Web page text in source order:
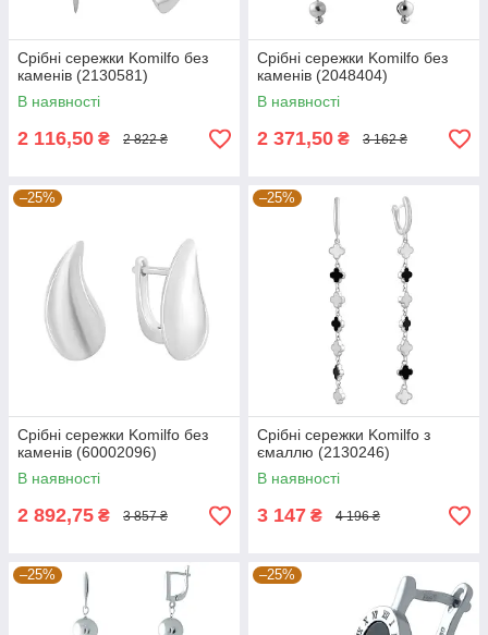
Срібні сережки Komilfo без
каменів (2130581)
В наявності
2 116,50 ₴ 2 822 ₴
Срібні сережки Komilfo без
каменів (2048404)
В наявності
2 371,50 ₴ 3 162 ₴
–25%
Срібні сережки Komilfo без
каменів (60002096)
В наявності
2 892,75 ₴ 3 857 ₴
–25%
Срібні сережки Komilfo з
ємаллю (2130246)
В наявності
3 147 ₴ 4 196 ₴
–25% –25%